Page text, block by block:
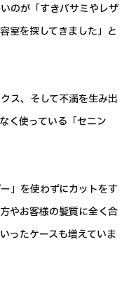
のが「すきバサミやレザ
室を探してきました」と
ス、そして不満を生み出
く使っている「セニン
」を使わずにカットをす
やお客様の髪質に全く合
ったケースも増えていま